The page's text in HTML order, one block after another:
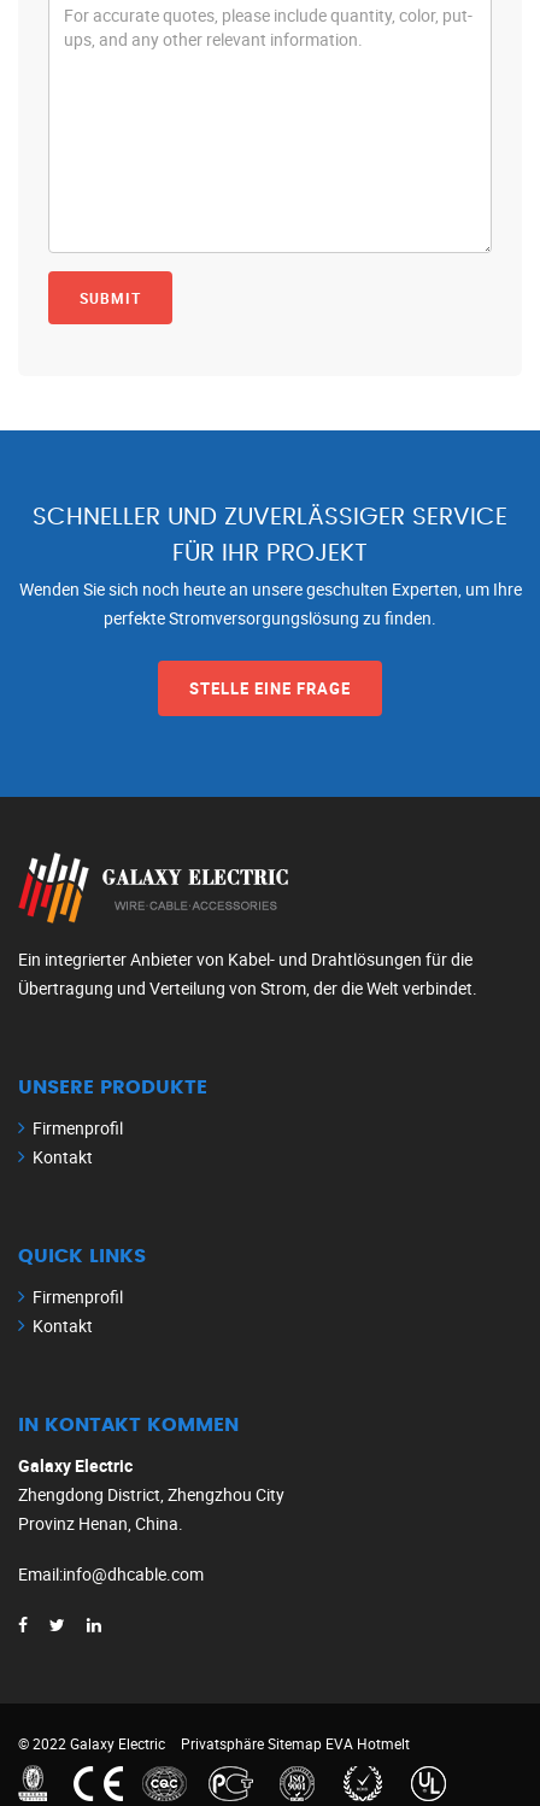
SCHNELLER UND ZUVERLÄSSIGER SERVICE
FÜR IHR PROJEKT
Wenden Sie sich noch heute an unsere geschulten Experten, um Ihre
perfekte Stromversorgungslösung zu finden.
STELLE EINE FRAGE
Ein integrierter Anbieter von Kabel- und Drahtlösungen für die
Übertragung und Verteilung von Strom, der die Welt verbindet.
UNSERE PRODUKTE
Firmenprofil
Kontakt
QUICK LINKS
Firmenprofil
Kontakt
IN KONTAKT KOMMEN
Galaxy Electric
Zhengdong District, Zhengzhou City
Provinz Henan, China.
Email:info@dhcable.com
© 2022 Galaxy Electric PrivatsphäreSitemap EVA Hotmelt